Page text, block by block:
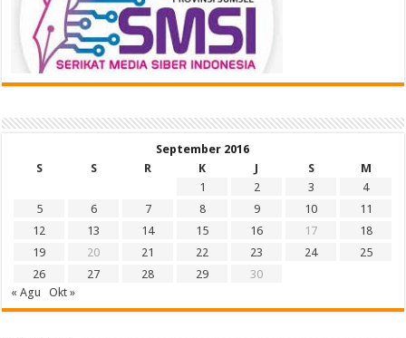
September 2016
S
S R K J S
M
1
2 3
4
5
6 7 8 9 10
11
12
13 14 15 16 17
18
19
20 21 22 23 24
25
26
27 28 29
30
« Agu
Okt »